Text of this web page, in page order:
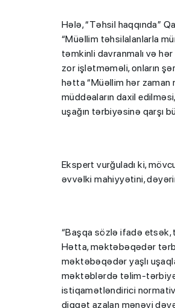
Hələ, “Təhsil haqqında”
“Müəllim təhsilalanlarla
təmkinli davranmalı və
zor işlətməməli, onların
hətta “Müəllim hər
müddəaların daxil
uşağın tərbiyəsinə qarşı
Ekspert vurğuladı ki,
əvvəlki mahiyyətini,
“Başqa sözlə ifadə etsək,
Hətta, məktəbəqədər
məktəbəqədər yaşlı
məktəblərdə təlim-
istiqamətləndirici
diqqət azalan mənəvi